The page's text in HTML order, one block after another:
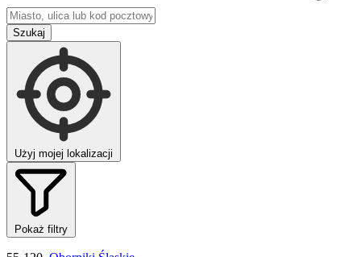
Szukaj
Użyj mojej lokalizacji
Pokaż filtry